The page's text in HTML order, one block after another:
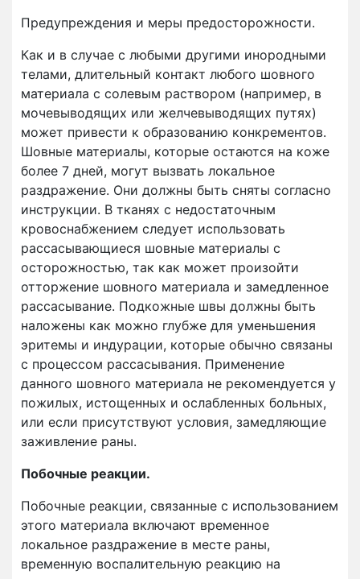
Предупреждения и меры предосторожности.
Как и в случае с любыми другими инородными
телами, длительный контакт любого шовного
материала с солевым раствором (например, в
мочевыводящих или желчевыводящих путях)
может привести к образованию конкрементов.
Шовные материалы, которые остаются на коже
более 7 дней, могут вызвать локальное
раздражение. Они должны быть сняты согласно
инструкции. В тканях с недостаточным
кровоснабжением следует использовать
рассасывающиеся шовные материалы с
осторожностью, так как может произойти
отторжение шовного материала и замедленное
рассасывание. Подкожные швы должны быть
наложены как можно глубже для уменьшения
эритемы и индурации, которые обычно связаны
с процессом рассасывания. Применение
данного шовного материала не рекомендуется у
пожилых, истощенных и ослабленных больных,
или если присутствуют условия, замедляющие
заживление раны.
Побочные реакции.
Побочные реакции, связанные с использованием
этого материала включают временное
локальное раздражение в месте раны,
временную воспалительную реакцию на